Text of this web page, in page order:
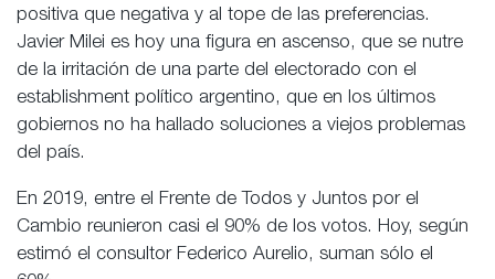
positiva que negativa y al tope de las preferencias.
Javier Milei es hoy una figura en ascenso, que se nutre
de la irritación de una parte del electorado con el
establishment político argentino, que en los últimos
gobiernos no ha hallado soluciones a viejos problemas
del país.
En 2019, entre el Frente de Todos y Juntos por el
Cambio reunieron casi el 90% de los votos. Hoy, según
estimó el consultor Federico Aurelio, suman sólo el